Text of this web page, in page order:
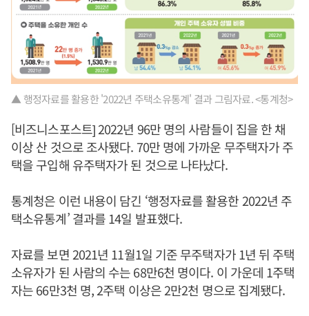
▲ 행정자료를 활용한 '2022년 주택소유통계' 결과 그림자료. <통계청>
[비즈니스포스트] 2022년 96만 명의 사람들이 집을 한 채
이상 산 것으로 조사됐다. 70만 명에 가까운 무주택자가 주
택을 구입해 유주택자가 된 것으로 나타났다.
통계청은 이런 내용이 담긴 ‘행정자료를 활용한 2022년 주
택소유통계’ 결과를 14일 발표했다.
자료를 보면 2021년 11월1일 기준 무주택자가 1년 뒤 주택
소유자가 된 사람의 수는 68만6천 명이다. 이 가운데 1주택
자는 66만3천 명, 2주택 이상은 2만2천 명으로 집계됐다.